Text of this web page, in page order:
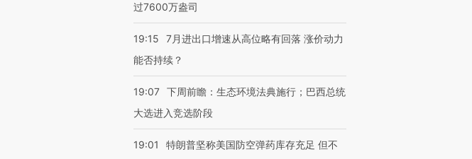
过7600万盎司
19:15
7月进出口增速从高位略有回落 涨价动力
能否持续？
19:07 下周前瞻：生态环境法典施行；巴西总统
大选进入竞选阶段
19:01
特朗普坚称美国防空弹药库存充足 但不